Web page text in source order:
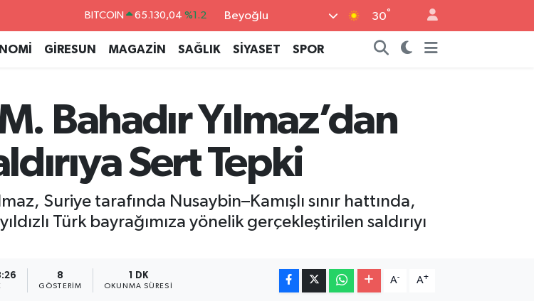
DOLAR 47,7106 %0.17
55,1652 %0.27
BİST100 13.773 %-19
Beyoğlu 30°
GİRESUN MAGAZİN SAĞLIK SİYASET SPOR
Bahadır Yılmaz’dan
Sert Tepki
Suriye tarafında Nusaybin–Kamışlı sınır hattında,
Türk bayrağımıza yönelik gerçekleştirilen saldırıyı
8
GÖSTERIM
1 DK
OKUNMA SÜRESI
A- A+